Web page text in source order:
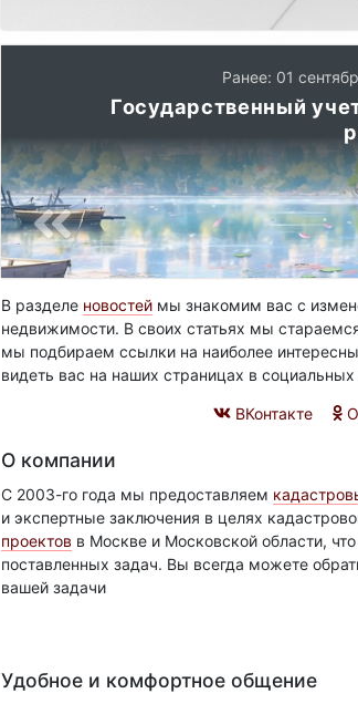
Ранее: 01
Государственный
В разделе новостей мы знакомим вас с
недвижимости. В своих статьях мы
мы подбираем ссылки на наиболее
видеть вас на наших страницах в социальных
ВКонтакте
О компании
С 2003-го года мы предоставляем
и экспертные заключения в целях
проектов в Москве и Московской области,
поставленных задач. Вы всегда можете
вашей задачи
Удобное и комфортное общение